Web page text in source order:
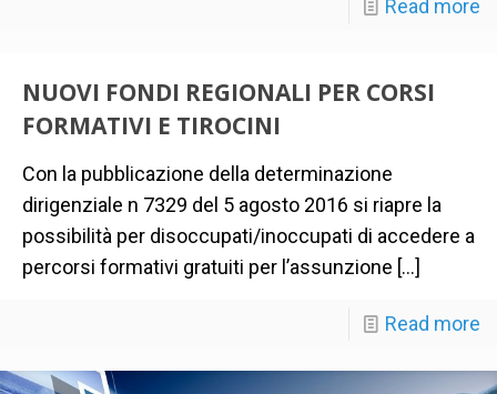
Read more
NUOVI FONDI REGIONALI PER CORSI
FORMATIVI E TIROCINI
Con la pubblicazione della determinazione
dirigenziale n 7329 del 5 agosto 2016 si riapre la
possibilità per disoccupati/inoccupati di accedere a
percorsi formativi gratuiti per l’assunzione […]
Read more